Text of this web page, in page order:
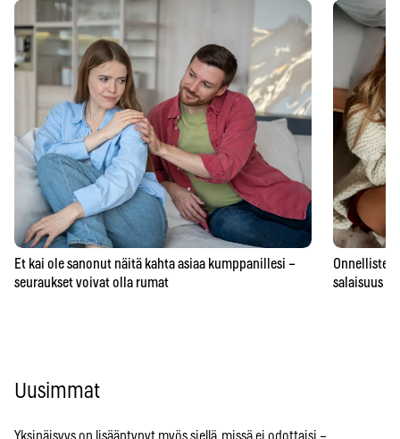
Et kai ole sanonut näitä kahta asiaa kumppanillesi –
seuraukset voivat olla rumat
Onnellisten
salaisuus –
Uusimmat